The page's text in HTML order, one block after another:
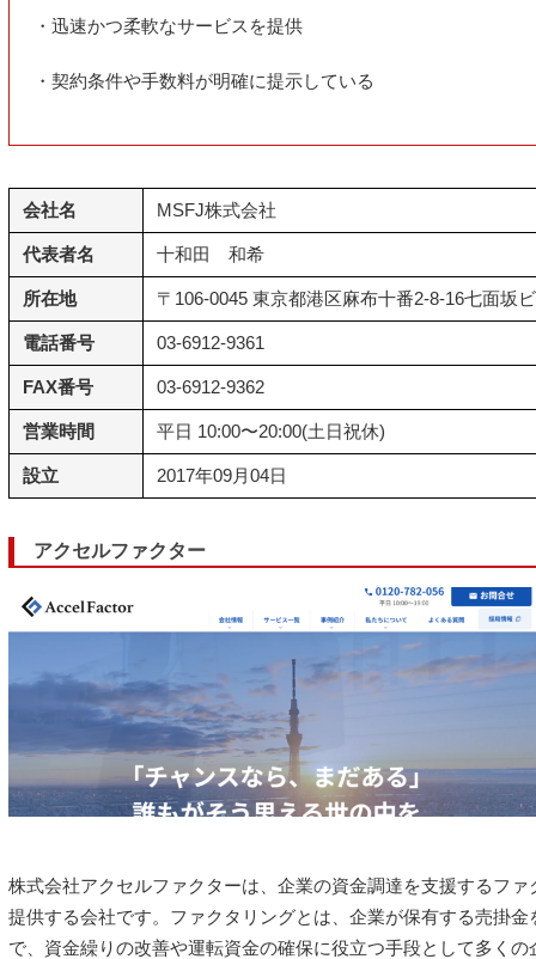
・迅速かつ柔軟なサービスを提供
・契約条件や手数料が明確に提示している
会社名 MSFJ株式会社
代表者名 十和田 和希
所在地 〒106-0045 東京都港区麻布十番2-8-16七面坂
電話番号 03-6912-9361
FAX番号 03-6912-9362
営業時間 平日 10:00〜20:00(土日祝休)
設立 2017年09月04日
アクセルファクター
株式会社アクセルファクターは、企業の資金調達を支援するフ
提供する会社です。ファクタリングとは、企業が保有する売掛
で、資金繰りの改善や運転資金の確保に役立つ手段として多く